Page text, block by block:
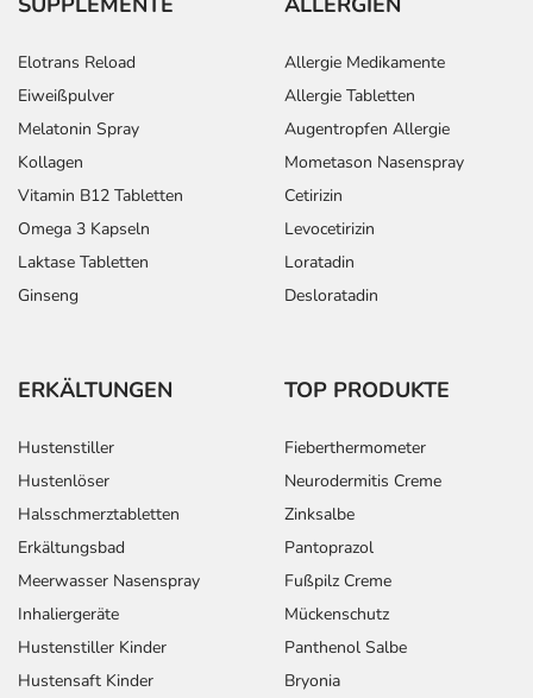
- Muskelschmerzen
- Gliederschmerzen
- Erhöhung des Kreatininspiegels im Serum
- Störungen beim Wasserlassen
- Nächtliches Wasserlassen
- Nierenversagen
- Brustbildung beim Mann
- Gangstörungen
- Allgemeine Schwäche
- Unwohlsein
- Anstieg der Harnstickstoffkonzentration im Blut
- Gewichtsverlust
Bemerken Sie eine Befindlichkeitsstörung oder
Veränderung während der Behandlung, wenden Sie sich
an Ihren Arzt oder Apotheker.
Für die Information an dieser Stelle werden vor allem
Nebenwirkungen berücksichtigt, die bei mindestens
einem von 1.000 behandelten Patienten auftreten.
Elotrans Reload
Eiweißpulver
Melatonin Spray
Kollagen
Vitamin B12 Tabletten
Omega 3 Kapseln
Laktase Tabletten
Ginseng
Allergie Medikamente
Allergie Tabletten
Augentropfen Allergie
Mometason Nasenspray
Cetirizin
Levocetirizin
Loratadin
Desloratadin
ERKÄLTUNGEN
Hustenstiller
Hustenlöser
Halsschmerztabletten
Erkältungsbad
Meerwasser Nasenspray
Inhaliergeräte
Hustenstiller Kinder
Hustensaft Kinder
TOP PRODUKTE
Fieberthermometer
Neurodermitis Creme
Zinksalbe
Pantoprazol
Fußpilz Creme
Mückenschutz
Panthenol Salbe
Bryonia